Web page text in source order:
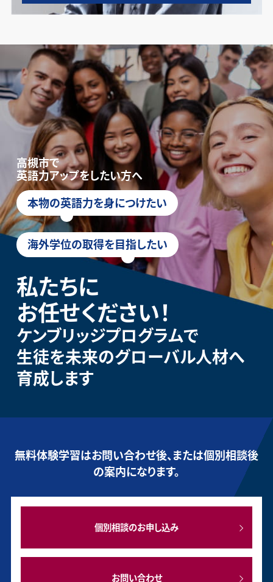
高槻市で
英語力アップをしたい方へ
本物の英語力を身につけたい
海外学位の取得を目指したい
私たちに
お任せください！
ケンブリッジプログラムで
生徒を未来のグローバル人材へ
育成します
無料体験学習はお問い合わせ後、または個別相談後
の案内になります。
個別相談のお申し込み
お問い合わせ